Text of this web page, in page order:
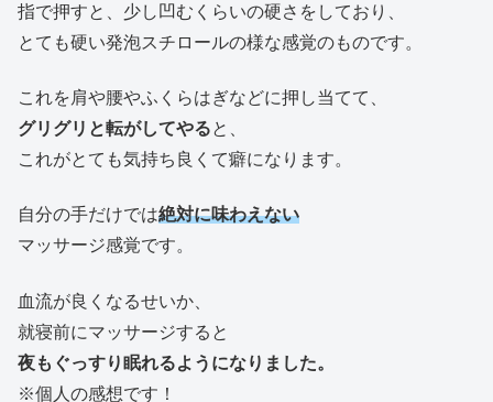
指で押すと、少し凹むくらいの硬さをしており、
とても硬い発泡スチロールの様な感覚のものです。
これを肩や腰やふくらはぎなどに押し当てて、
グリグリと転がしてやると、
これがとても気持ち良くて癖になります。
自分の手だけでは絶対に味わえない
マッサージ感覚です。
血流が良くなるせいか、
就寝前にマッサージすると
夜もぐっすり眠れるようになりました。
※個人の感想です！